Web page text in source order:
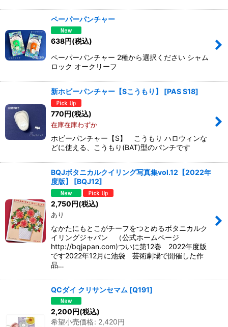
ペーパーパンチャー
638円(税込)
ペーパーパンチャー 2種から選択ください シャム
ロック オークリーフ
新ホビーパンチャー【Sこうもり】 [PAS S18]
770円(税込)
在庫在庫わずか
ホビーパンチャー【S】 こうもり ハロウィンな
どに使える、こうもり(BAT)型のパンチです
BQJボタニカルクイリング写真集vol.12【2022年
度版】
[BQJ12]
2,750円(税込)
あり
なかたにもとこがチーフをつとめるボタニカルク
イリングジャパン （公式ホームページ
http://bqjapan.com)ついに第12巻 2022年度版
です2022年12月に池袋 芸術劇場で開催した作
品…
QCダイ クリサンセマム [Q191]
2,200円(税込)
希望小売価格: 2,420円